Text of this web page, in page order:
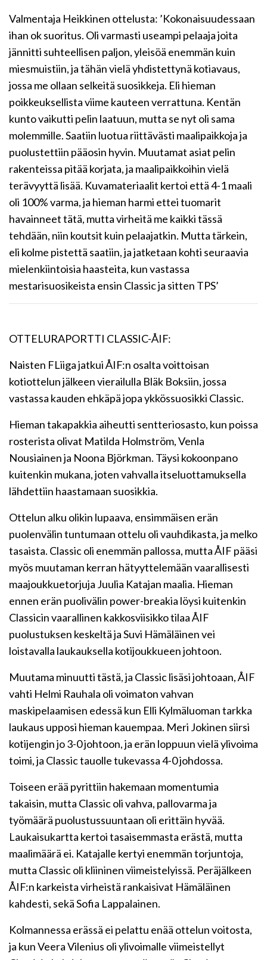
Valmentaja Heikkinen ottelusta: ’Kokonaisuudessaan
ihan ok suoritus. Oli varmasti useampi pelaaja joita
jännitti suhteellisen paljon, yleisöä enemmän kuin
miesmuistiin, ja tähän vielä yhdistettynä kotiavaus,
jossa me ollaan selkeitä suosikkeja. Eli hieman
poikkeuksellista viime kauteen verrattuna. Kentän
kunto vaikutti pelin laatuun, mutta se nyt oli sama
molemmille. Saatiin luotua riittävästi maalipaikkoja ja
puolustettiin pääosin hyvin. Muutamat asiat pelin
rakenteissa pitää korjata, ja maalipaikkoihin vielä
terävyyttä lisää. Kuvamateriaalit kertoi että 4-1 maali
oli 100% varma, ja hieman harmi ettei tuomarit
havainneet tätä, mutta virheitä me kaikki tässä
tehdään, niin koutsit kuin pelaajatkin. Mutta tärkein,
eli kolme pistettä saatiin, ja jatketaan kohti seuraavia
mielenkiintoisia haasteita, kun vastassa
mestarisuosikeista ensin Classic ja sitten TPS’
OTTELURAPORTTI CLASSIC-ÅIF:
Naisten FLiiga jatkui ÅIF:n osalta voittoisan
kotiottelun jälkeen vierailulla Bläk Boksiin, jossa
vastassa kauden ehkäpä jopa ykkössuosikki Classic.
Hieman takapakkia aiheutti sentteriosasto, kun poissa
rosterista olivat Matilda Holmström, Venla
Nousiainen ja Noona Björkman. Täysi kokoonpano
kuitenkin mukana, joten vahvalla itseluottamuksella
lähdettiin haastamaan suosikkia.
Ottelun alku olikin lupaava, ensimmäisen erän
puolenvälin tuntumaan ottelu oli vauhdikasta, ja melko
tasaista. Classic oli enemmän pallossa, mutta ÅIF pääsi
myös muutaman kerran hätyyttelemään vaarallisesti
maajoukkuetorjuja Juulia Katajan maalia. Hieman
ennen erän puolivälin power-breakia löysi kuitenkin
Classicin vaarallinen kakkosviisikko tilaa ÅIF
puolustuksen keskeltä ja Suvi Hämäläinen vei
loistavalla laukauksella kotijoukkueen johtoon.
Muutama minuutti tästä, ja Classic lisäsi johtoaan, ÅIF
vahti Helmi Rauhala oli voimaton vahvan
maskipelaamisen edessä kun Elli Kylmäluoman tarkka
laukaus upposi hieman kauempaa. Meri Jokinen siirsi
kotijengin jo 3-0 johtoon, ja erän loppuun vielä ylivoima
toimi, ja Classic tauolle tukevassa 4-0 johdossa.
Toiseen erää pyrittiin hakemaan momentumia
takaisin, mutta Classic oli vahva, pallovarma ja
työmäärä puolustussuuntaan oli erittäin hyvää.
Laukaisukartta kertoi tasaisemmasta erästä, mutta
maalimäärä ei. Katajalle kertyi enemmän torjuntoja,
mutta Classic oli kliininen viimeistelyissä. Peräjälkeen
ÅIF:n karkeista virheistä rankaisivat Hämäläinen
kahdesti, sekä Sofia Lappalainen.
Kolmannessa erässä ei pelattu enää ottelun voitosta,
ja kun Veera Vilenius oli ylivoimalle viimeistellyt